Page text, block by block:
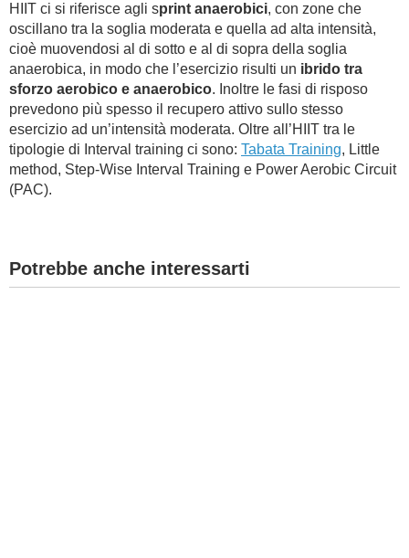
HIIT ci si riferisce agli sprint anaerobici, con zone che
oscillano tra la soglia moderata e quella ad alta intensità,
cioè muovendosi al di sotto e al di sopra della soglia
anaerobica, in modo che l’esercizio risulti un ibrido tra
sforzo aerobico e anaerobico. Inoltre le fasi di risposo
prevedono più spesso il recupero attivo sullo stesso
esercizio ad un’intensità moderata. Oltre all’HIIT tra le
tipologie di Interval training ci sono: Tabata Training, Little
method, Step-Wise Interval Training e Power Aerobic Circuit
(PAC).
Potrebbe anche interessarti